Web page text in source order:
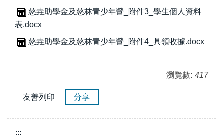
慈垚助學金及慈林青少年營_附件3_學生個人資料
表.docx
慈垚助學金及慈林青少年營_附件4_具領收據.docx
瀏覽數: 417
友善列印 分享
:::